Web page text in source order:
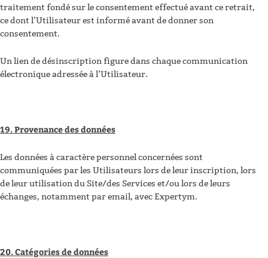
traitement fondé sur le consentement effectué avant ce retrait,
ce dont l’Utilisateur est informé avant de donner son
consentement.
Un lien de désinscription figure dans chaque communication
électronique adressée à l’Utilisateur.
19. Provenance des données
Les données à caractère personnel concernées sont
communiquées par les Utilisateurs lors de leur inscription, lors
de leur utilisation du Site/des Services et/ou lors de leurs
échanges, notamment par email, avec Expertym.
20. Catégories de données